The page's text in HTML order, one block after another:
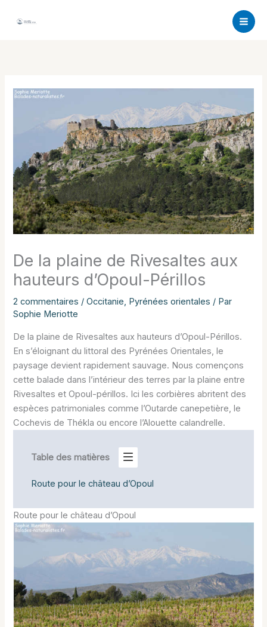
De la plaine de Rivesaltes aux
hauteurs d’Opoul-Périllos
2 commentaires /Occitanie, Pyrénées orientales / Par
Sophie Meriotte
De la plaine de Rivesaltes aux hauteurs d’Opoul-Périllos.
En s’éloignant du littoral des Pyrénées Orientales, le
paysage devient rapidement sauvage. Nous començons
cette balade dans l’intérieur des terres par la plaine entre
Rivesaltes et Opoul-périllos. Ici les corbières abritent des
espèces patrimoniales comme l’Outarde canepetière, le
Cochevis de Thékla ou encore l’Alouette calandrelle.
Table des matières
Route pour le château d’Opoul
Route pour le château d’Opoul